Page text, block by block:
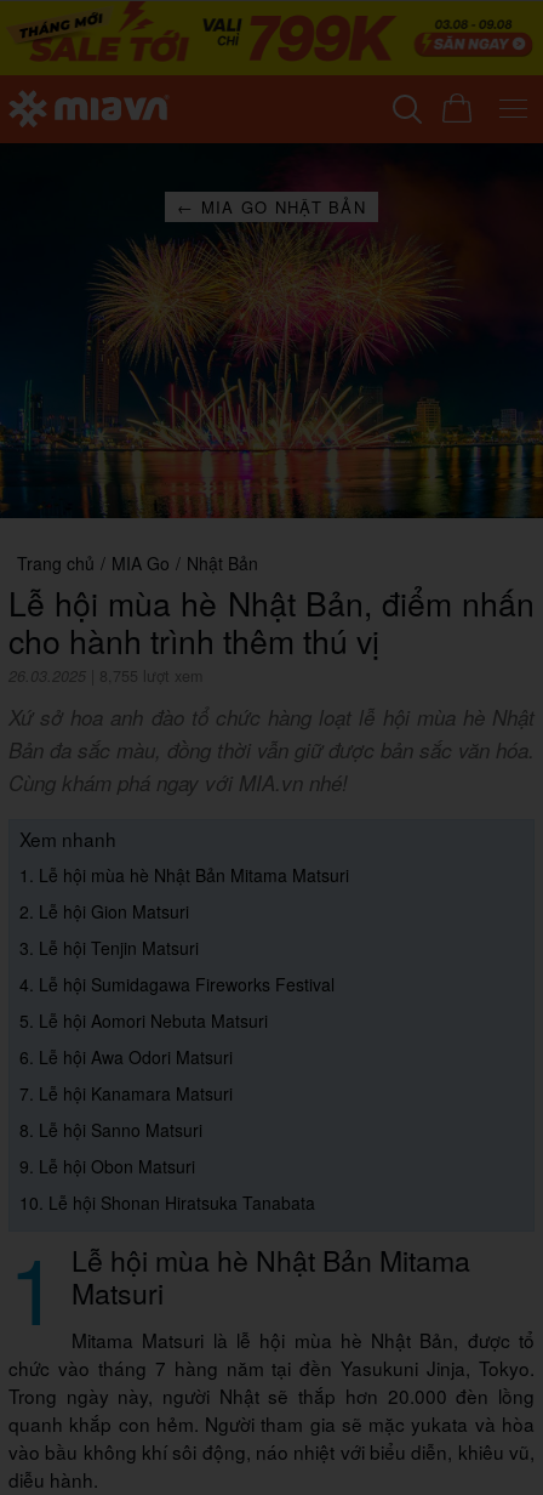
← MIA GO NHẬT BẢN
Trang chủ / MIA Go / Nhật Bản
Lễ hội mùa hè Nhật Bản, điểm nhấn
cho hành trình thêm thú vị
26.03.2025 8,755 lượt xem
Xứ sở hoa anh đào tổ chức hàng loạt lễ hội mùa hè Nhật
Bản đa sắc màu, đồng thời vẫn giữ được bản sắc văn hóa.
Cùng khám phá ngay với MIA.vn nhé!
Xem nhanh
1. Lễ hội mùa hè Nhật Bản Mitama Matsuri
2. Lễ hội Gion Matsuri
3. Lễ hội Tenjin Matsuri
4. Lễ hội Sumidagawa Fireworks Festival
5. Lễ hội Aomori Nebuta Matsuri
6. Lễ hội Awa Odori Matsuri
7. Lễ hội Kanamara Matsuri
8. Lễ hội Sanno Matsuri
9. Lễ hội Obon Matsuri
10. Lễ hội Shonan Hiratsuka Tanabata
1 Lễ hội mùa hè Nhật Bản Mitama
Matsuri
Mitama Matsuri là lễ hội mùa hè Nhật Bản, được tổ
chức vào tháng 7 hàng năm tại đền Yasukuni Jinja, Tokyo.
Trong ngày này, người Nhật sẽ thắp hơn 20.000 đèn lồng
quanh khắp con hẻm. Người tham gia sẽ mặc yukata và hòa
vào bầu không khí sôi động, náo nhiệt với biểu diễn, khiêu vũ,
diễu hành.